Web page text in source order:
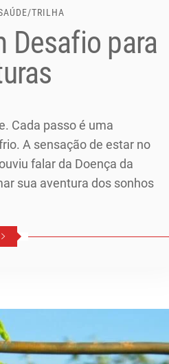
/TRILHA
Desafio para
Cada passo é uma
A sensação de estar no
falar da Doença da
sua aventura dos sonhos